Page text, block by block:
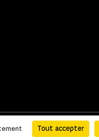
du site Tout accepter